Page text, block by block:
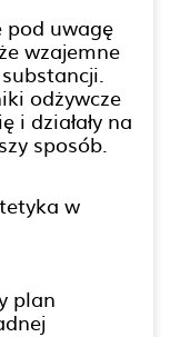
pod uwagę
wzajemne
odżywcze
i działały na
sposób.
w
plan